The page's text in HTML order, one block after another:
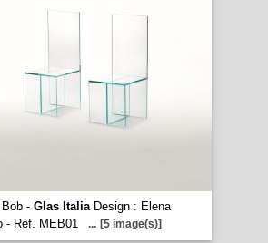
- Glas ItaliaDesign : Elena
- Réf. MEB01
... [5 image(s)]